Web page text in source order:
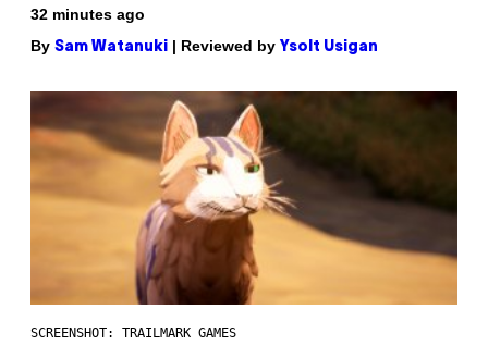
32 minutes ago
By Sam Watanuki | Reviewed by Ysolt Usigan
SCREENSHOT: TRAILMARK GAMES